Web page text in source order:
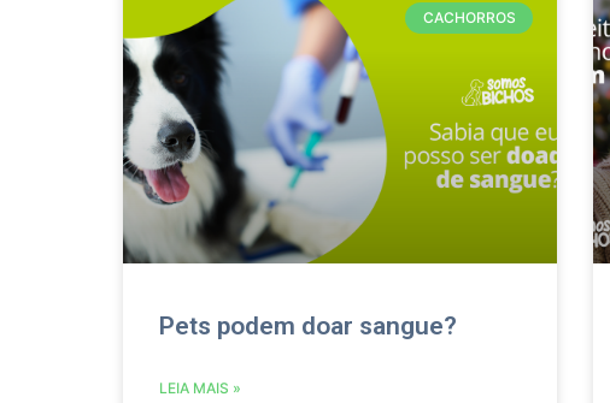
CACHORROS
Pets podem doar sangue?
LEIA MAIS »